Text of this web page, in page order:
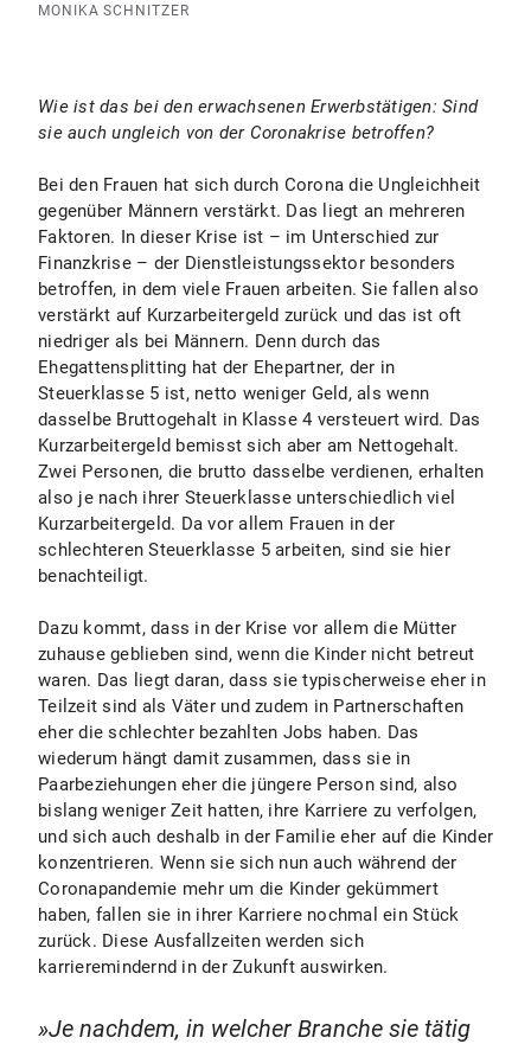
MONIKA SCHNITZER
Wie ist das bei den erwachsenen Erwerbstätigen: Sind
sie auch ungleich von der Coronakrise betroffen?
Bei den Frauen hat sich durch Corona die Ungleichheit
gegenüber Männern verstärkt. Das liegt an mehreren
Faktoren. In dieser Krise ist – im Unterschied zur
Finanzkrise – der Dienstleistungssektor besonders
betroffen, in dem viele Frauen arbeiten. Sie fallen also
verstärkt auf Kurzarbeitergeld zurück und das ist oft
niedriger als bei Männern. Denn durch das
Ehegattensplitting hat der Ehepartner, der in
Steuerklasse 5 ist, netto weniger Geld, als wenn
dasselbe Bruttogehalt in Klasse 4 versteuert wird. Das
Kurzarbeitergeld bemisst sich aber am Nettogehalt.
Zwei Personen, die brutto dasselbe verdienen, erhalten
also je nach ihrer Steuerklasse unterschiedlich viel
Kurzarbeitergeld. Da vor allem Frauen in der
schlechteren Steuerklasse 5 arbeiten, sind sie hier
benachteiligt.
Dazu kommt, dass in der Krise vor allem die Mütter
zuhause geblieben sind, wenn die Kinder nicht betreut
waren. Das liegt daran, dass sie typischerweise eher in
Teilzeit sind als Väter und zudem in Partnerschaften
eher die schlechter bezahlten Jobs haben. Das
wiederum hängt damit zusammen, dass sie in
Paarbeziehungen eher die jüngere Person sind, also
bislang weniger Zeit hatten, ihre Karriere zu verfolgen,
und sich auch deshalb in der Familie eher auf die Kinder
konzentrieren. Wenn sie sich nun auch während der
Coronapandemie mehr um die Kinder gekümmert
haben, fallen sie in ihrer Karriere nochmal ein Stück
zurück. Diese Ausfallzeiten werden sich
karrieremindernd in der Zukunft auswirken.
Je nachdem, in welcher Branche sie tätig